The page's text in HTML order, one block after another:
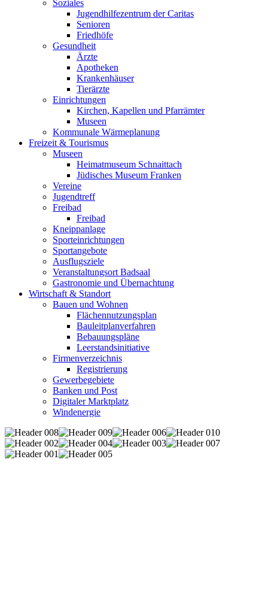
Soziales
Jugendhilfezentrum der Caritas
Senioren
Friedhöfe
Gesundheit
Ärzte
Apotheken
Krankenhäuser
Tierärzte
Einrichtungen
Kirchen, Kapellen und Pfarrämter
Museen
Kommunale Wärmeplanung
Freizeit & Tourismus
Museen
Heimatmuseum Schnaittach
Jüdisches Museum Franken
Vereine
Jugendtreff
Freibad
Freibad
Kneippanlage
Sporteinrichtungen
Sportangebote
Ausflugsziele
Veranstaltungsort Badsaal
Gastronomie und Übernachtung
Wirtschaft & Standort
Bauen und Wohnen
Flächennutzungsplan
Bauleitplanverfahren
Bebauungspläne
Leerstandsinitiative
Firmenverzeichnis
Registrierung
Gewerbegebiete
Banken und Post
Digitaler Marktplatz
Windenergie